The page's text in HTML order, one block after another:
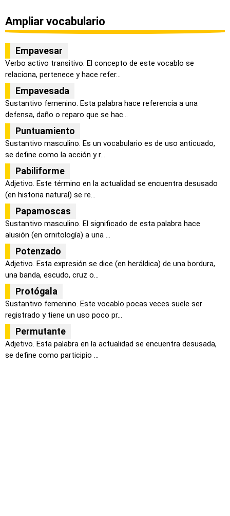
Ampliar vocabulario
Empavesar
Verbo activo transitivo. El concepto de este vocablo se
relaciona, pertenece y hace refer...
Empavesada
Sustantivo femenino. Esta palabra hace referencia a una
defensa, daño o reparo que se hac...
Puntuamiento
Sustantivo masculino. Es un vocabulario es de uso anticuado,
se define como la acción y r...
Pabiliforme
Adjetivo. Este término en la actualidad se encuentra desusado
(en historia natural) se re...
Papamoscas
Sustantivo masculino. El significado de esta palabra hace
alusión (en ornitología) a una ...
Potenzado
Adjetivo. Esta expresión se dice (en heráldica) de una bordura,
una banda, escudo, cruz o...
Protógala
Sustantivo femenino. Este vocablo pocas veces suele ser
registrado y tiene un uso poco pr...
Permutante
Adjetivo. Esta palabra en la actualidad se encuentra desusada,
se define como participio ...